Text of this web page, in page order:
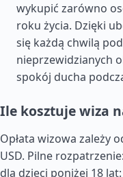
wykupić zarówno
roku życia. Dzięki
się każdą chwilą
nieprzewidzianych
spokój ducha
Ile kosztuje wiza
Opłata wizowa zależy
USD. Pilne
dla dzieci poniżej 18